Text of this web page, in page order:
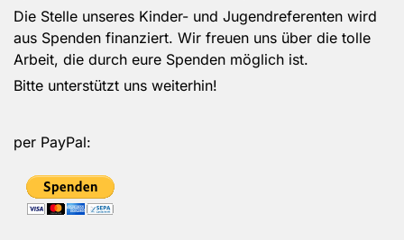
Die Stelle unseres Kinder- und Jugendreferenten wird
aus Spenden finanziert. Wir freuen uns über die tolle
Arbeit, die durch eure Spenden möglich ist.
Bitte unterstützt uns weiterhin!
per PayPal: